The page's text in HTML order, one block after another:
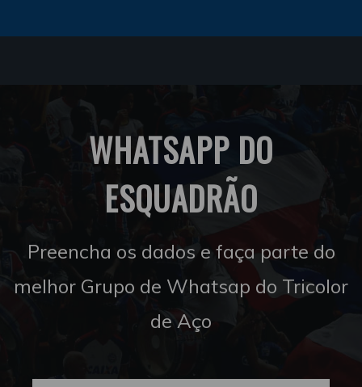
WHATSAPP DO
ESQUADRÃO
Preencha os dados e faça parte do
melhor Grupo de Whatsap do Tricolor
de Aço